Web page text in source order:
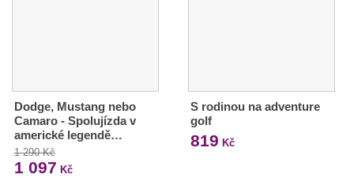
Dodge, Mustang nebo
Camaro - Spolujízda v
americké legendě…
1 290 Kč
1 097 Kč
S rodinou na adventure
golf
819 Kč